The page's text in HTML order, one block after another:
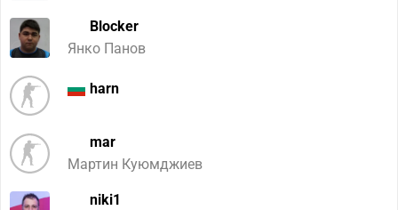
Blocker
Янко Панов
harn
mar
Мартин Куюмджиев
niki1